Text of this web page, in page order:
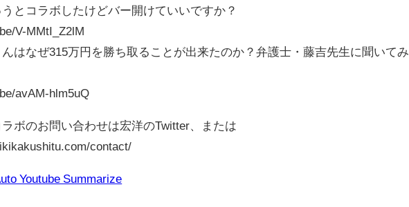
とコラボしたけどバー開けていいですか？
V-MMtI_Z2lM
はなぜ315万円を勝ち取ることが出来たのか？弁護士・藤吉先生に聞いてみ
avAM-hlm5uQ
ボのお問い合わせは宏洋のTwitter、または
contact/
Youtube Summarize